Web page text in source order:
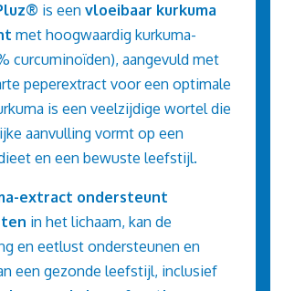
is een vloeibaar kurkuma
met hoogwaardig kurkuma-
curcuminoïden), aangevuld met
peperextract voor een optimale
is een veelzijdige wortel die
aanvulling vormt op een
en een bewuste leefstijl.
extract ondersteunt
in het lichaam, kan de
en eetlust ondersteunen en
een gezonde leefstijl, inclusief